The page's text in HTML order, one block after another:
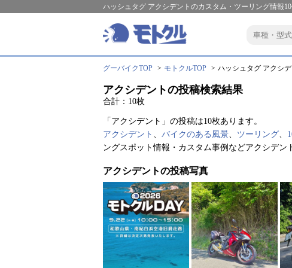
ハッシュタグ アクシデントのカスタム・ツーリング情報
グーバイクTOP モトクルTOP ハッシュタグ アクシ
アクシデントの投稿検索結果
合計：10枚
「アクシデント」の投稿は10枚あります。
アクシデント 、 バイクのある風景、 ツーリング、
ングスポット情報・カスタム事例などアクシデン
アクシデントの投稿写真